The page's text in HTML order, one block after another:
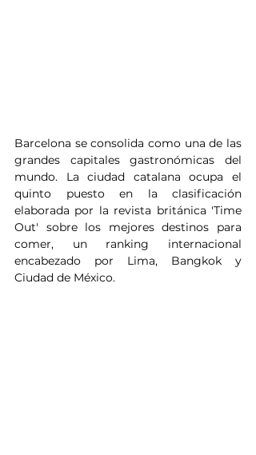
Barcelona se consolida como una de las
grandes capitales gastronómicas del
mundo. La ciudad catalana ocupa el
quinto puesto en la clasificación
elaborada por la revista británica 'Time
Out' sobre los mejores destinos para
comer, un ranking internacional
encabezado por Lima, Bangkok y
Ciudad de México.